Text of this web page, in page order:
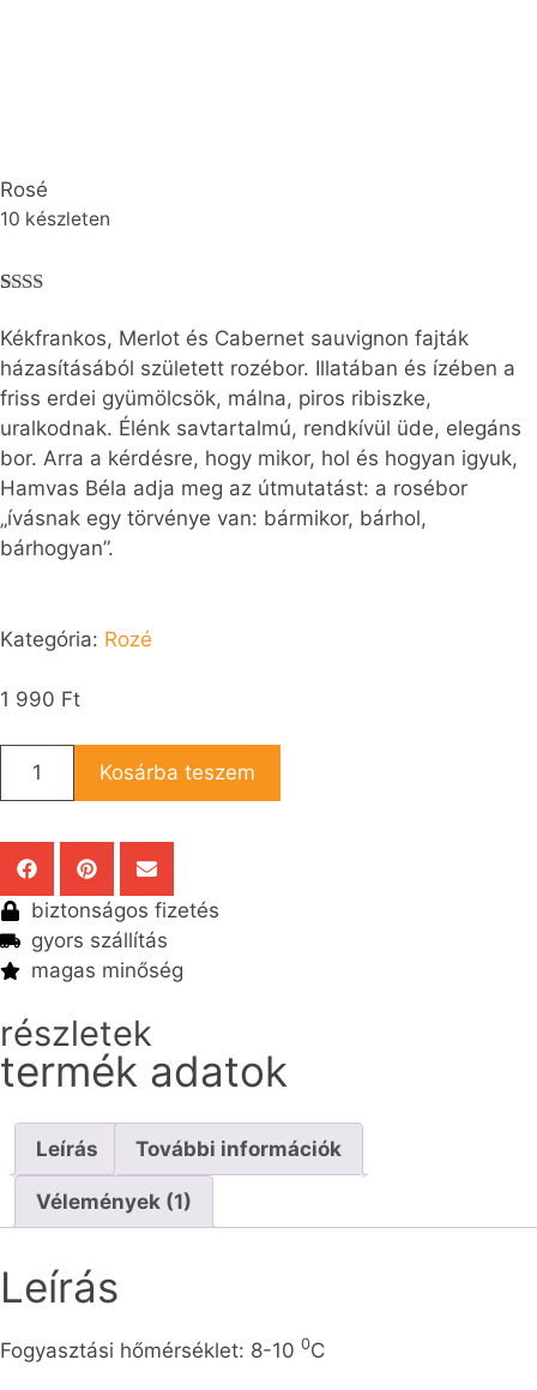
Rosé
10 készleten
kelé
s
2.00
az 5-
ből,
érték
elés
alapj
án
Kékfrankos, Merlot és Cabernet sauvignon fajták
házasításából született rozébor. Illatában és ízében a
friss erdei gyümölcsök, málna, piros ribiszke,
uralkodnak. Élénk savtartalmú, rendkívül üde, elegáns
bor. Arra a kérdésre, hogy mikor, hol és hogyan igyuk,
Hamvas Béla adja meg az útmutatást: a rosébor
„ívásnak egy törvénye van: bármikor, bárhol,
bárhogyan”.
Kategória: Rozé
1 990 Ft
Kosárba teszem
biztonságos fizetés
gyors szállítás
magas minőség
részletek
termék adatok
Leírás További információk
Vélemények (1)
Leírás
Fogyasztási hőmérséklet: 8-10 0C